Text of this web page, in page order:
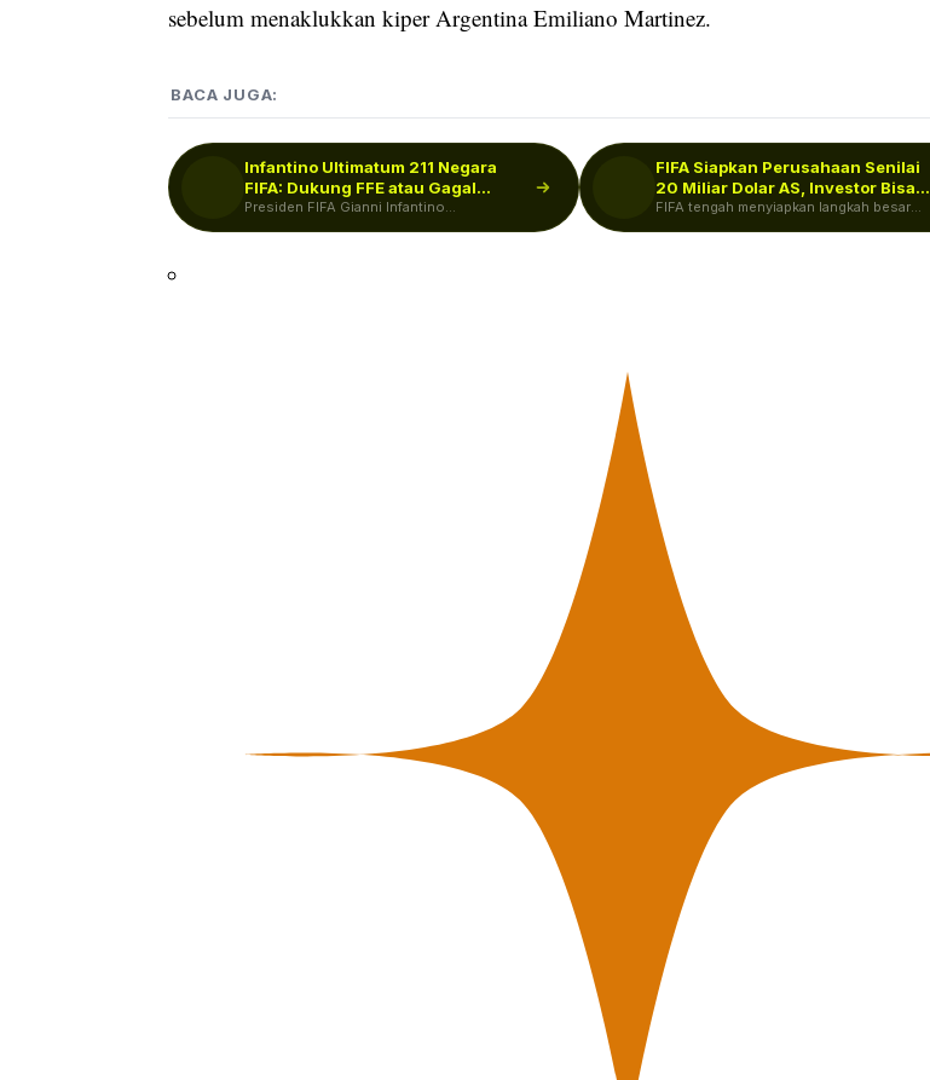
sebelum menaklukkan kiper Argentina Emiliano Martinez.
BACA JUGA:
Infantino Ultimatum 211 Negara
FIFA: Dukung FFE atau Gagal
Raih…
Presiden FIFA Gianni Infantino
FIFA Siapkan Perusahaan Senilai
20 Miliar Dolar AS, Investor Bisa…
FIFA tengah menyiapkan langkah besar